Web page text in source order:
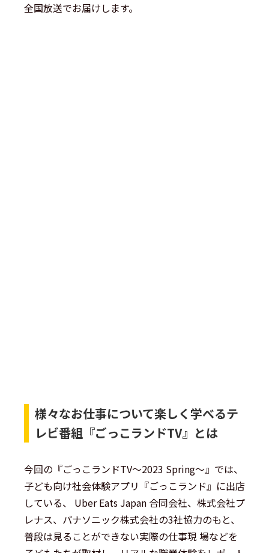
全国放送でお届けします。
様々なお仕事について楽しく学べるテ
レビ番組『ごっこランドTV』とは
今回の『ごっこランドTV～2023 Spring～』では、
子ども向け社会体験アプリ『ごっこランド』に出店
している、 Uber Eats Japan 合同会社、株式会社プ
レナス、パナソニック株式会社の3社協力のもと、
普段は見ることができない実際の仕事現 場などを